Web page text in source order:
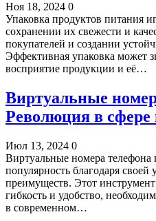
Ноя 18, 2024 0
Упаковка продуктов питания
сохранении их свежести и
покупателей и создании
Эффективная упаковка может
восприятие продукции и её…
Виртуальные
Революция в
Июл 13, 2024 0
Виртуальные номера телефона
популярность благодаря
преимуществ. Этот инструмент
гибкость и удобство,
в современном…